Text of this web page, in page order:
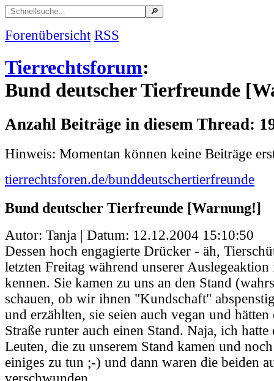
Forenübersicht RSS
Tierrechtsforum:
Bund deutscher Tierfreunde
Anzahl Beiträge in diesem Thread:
Hinweis: Momentan können keine Beiträge
tierrechtsforen.de/bunddeutschertierfreunde
Bund deutscher Tierfreunde [Warnung!]
Autor: Tanja | Datum: 12.12.2004 15:10:50
Dessen hoch engagierte Drücker - äh,
letzten Freitag während unserer
kennen. Sie kamen zu uns an den Stand
schauen, ob wir ihnen "Kundschaft"
und erzählten, sie seien auch vegan und
Straße runter auch einen Stand. Naja, ich
Leuten, die zu unserem Stand kamen und
einiges zu tun ;-) und dann waren die beiden